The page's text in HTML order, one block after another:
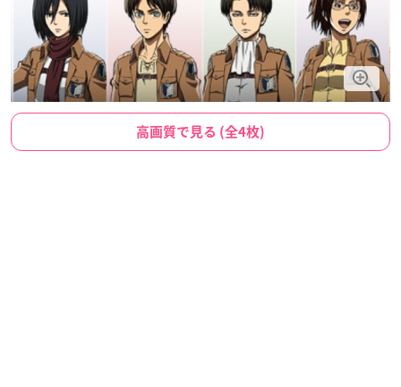
高画質で見る (全4枚)